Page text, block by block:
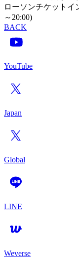
ローソンチケットイ
～20:00)
BACK
YouTube
Japan
Global
LINE
Weverse